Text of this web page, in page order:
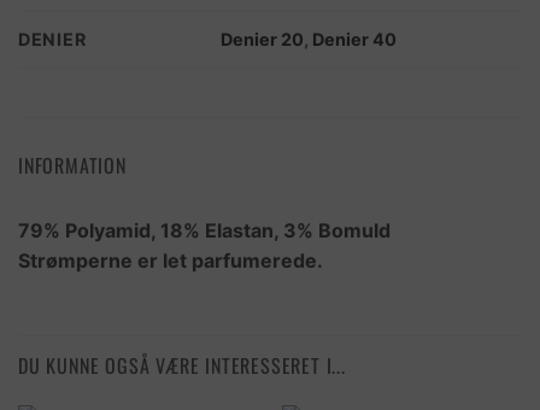
DENIER Denier 20 Denier 40
INFORMATION
79% Polyamid, 18% Elastan, 3% Bomuld
Strømperne er let parfumerede.
DU KUNNE OGSÅ VÆRE INTERESSERET I...